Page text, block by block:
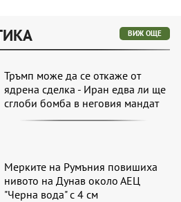
ВИЖ ОЩЕ
Тръмп може да се откаже от
ядрена сделка - Иран едва ли ще
сглоби бомба в неговия мандат
Мерките на Румъния повишиха
нивото на Дунав около АЕЦ
"Черна вода" с 4 см